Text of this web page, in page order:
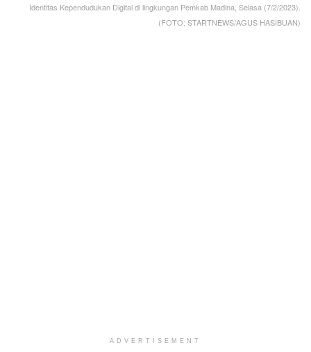
Identitas Kependudukan Digital di lingkungan Pemkab Madina, Selasa (7/2/2023).
(FOTO: STARTNEWS/AGUS HASIBUAN)
ADVERTISEMENT